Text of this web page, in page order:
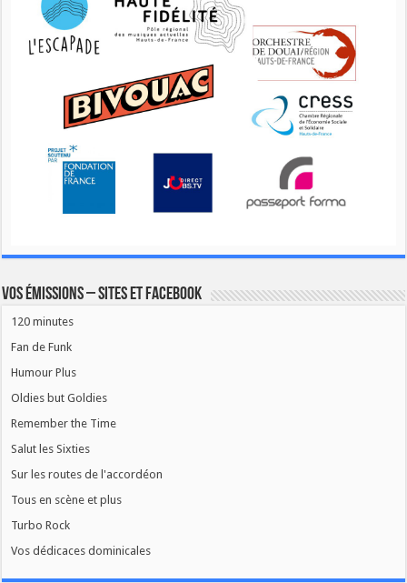
Vos émissions – Sites et Facebook
120 minutes
Fan de Funk
Humour Plus
Oldies but Goldies
Remember the Time
Salut les Sixties
Sur les routes de l'accordéon
Tous en scène et plus
Turbo Rock
Vos dédicaces dominicales